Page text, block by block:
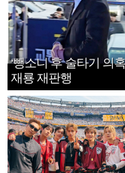
‘뺑소니 후 술타기 의혹
재룡 재판행